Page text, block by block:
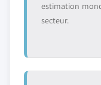
estimation
secteur.